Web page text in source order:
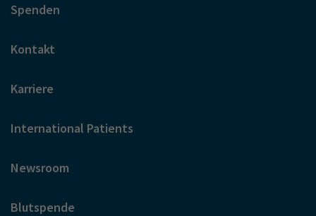
Spenden
Kontakt
Karriere
International Patients
Newsroom
Blutspende